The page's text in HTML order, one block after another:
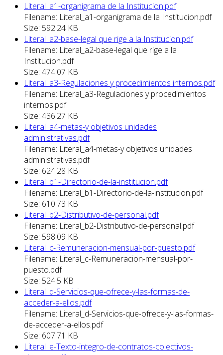
Literal_a1-organigrama de la Institucion.pdf
Filename: Literal_a1-organigrama de la Institucion.pdf
Size: 592.24 KB
Literal_a2-base-legal que rige a la Institucion.pdf
Filename: Literal_a2-base-legal que rige a la
Institucion.pdf
Size: 474.07 KB
Literal_a3-Regulaciones y procedimientos internos.pdf
Filename: Literal_a3-Regulaciones y procedimientos
internos.pdf
Size: 436.27 KB
Literal_a4-metas-y objetivos unidades
administrativas.pdf
Filename: Literal_a4-metas-y objetivos unidades
administrativas.pdf
Size: 624.28 KB
Literal_b1-Directorio-de-la-institucion.pdf
Filename: Literal_b1-Directorio-de-la-institucion.pdf
Size: 610.73 KB
Literal_b2-Distributivo-de-personal.pdf
Filename: Literal_b2-Distributivo-de-personal.pdf
Size: 598.09 KB
Literal_c-Remuneracion-mensual-por-puesto.pdf
Filename: Literal_c-Remuneracion-mensual-por-
puesto.pdf
Size: 524.5 KB
Literal_d-Servicios-que-ofrece-y-las-formas-de-
acceder-a-ellos.pdf
Filename: Literal_d-Servicios-que-ofrece-y-las-formas-
de-acceder-a-ellos.pdf
Size: 607.71 KB
Literal_e-Texto-integro-de-contratos-colectivos-